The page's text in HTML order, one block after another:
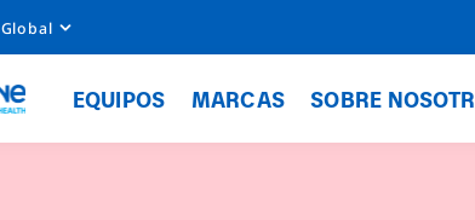
Global
EQUIPOS MARCAS SOBRE